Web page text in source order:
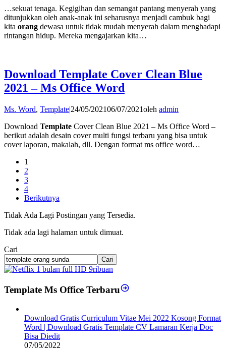
…sekuat tenaga. Kegigihan dan semangat pantang menyerah yang
ditunjukkan oleh anak-anak ini seharusnya menjadi cambuk bagi
kita orang dewasa untuk tidak mudah menyerah dalam menghadapi
rintangan hidup. Mereka mengajarkan kita…
Download Template Cover Clean Blue
2021 – Ms Office Word
Ms. Word, Template|24/05/202106/07/2021oleh admin
Download Template Cover Clean Blue 2021 – Ms Office Word –
berikut adalah desain cover multi fungsi terbaru yang bisa untuk
cover laporan, makalah, dll. Dengan format ms office word…
1
2
3
4
Berikutnya
Tidak Ada Lagi Postingan yang Tersedia.
Tidak ada lagi halaman untuk dimuat.
Cari
Cari
Template Ms Office Terbaru
Download Gratis Curriculum Vitae Mei 2022 Kosong Format
Word | Download Gratis Template CV Lamaran Kerja Doc
Bisa Diedit
07/05/2022